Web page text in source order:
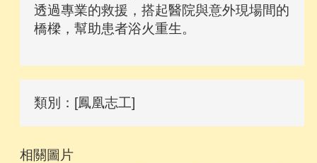
透過專業的救援，搭起醫院與意外現場間的
橋樑，幫助患者浴火重生。
類別：[鳳凰志工]
相關圖片